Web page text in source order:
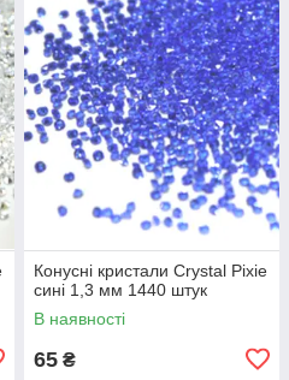
Конусні кристали Crystal Pixie
сині 1,3 мм 1440 штук
В наявності
65 ₴